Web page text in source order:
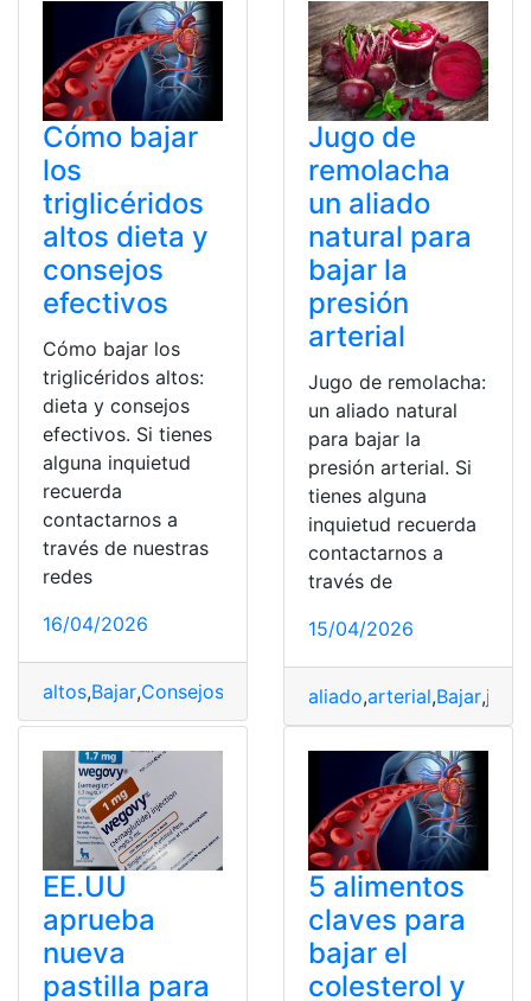
Cómo bajar
los
triglicéridos
altos dieta y
consejos
efectivos
Cómo bajar los
triglicéridos altos:
dieta y consejos
efectivos. Si tienes
alguna inquietud
recuerda
contactarnos a
través de nuestras
redes
16/04/2026
altos,Bajar,Consejos efectivos triglicéridos
Jugo de
remolacha
un aliado
natural para
bajar la
presión
arterial
Jugo de remolacha:
un aliado natural
para bajar la
presión arterial. Si
tienes alguna
inquietud recuerda
contactarnos a
través de
15/04/2026
aliado,arterial,Bajar,jugo
EE.UU
aprueba
nueva
pastilla para
5 alimentos
claves para
bajar el
colesterol y